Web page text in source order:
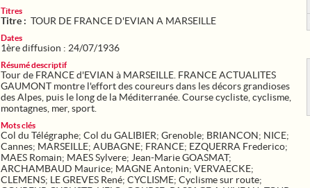
Titres
Titre : TOUR DE FRANCE D'EVIAN A MARSEILLE
Dates
1ère diffusion : 24/07/1936
Résumé descriptif
Tour de FRANCE d'EVIAN à MARSEILLE. FRANCE ACTUALITES
GAUMONT montre l'effort des coureurs dans les décors grandioses
des Alpes, puis le long de la Méditerranée. Course cycliste, cyclisme,
montagnes, mer, sport.
Mots clés
Col du Télégraphe; Col du GALIBIER; Grenoble; BRIANCON; NICE;
Cannes; MARSEILLE; AUBAGNE; FRANCE; EZQUERRA Frederico;
MAES Romain; MAES Sylvere; Jean-Marie GOASMAT;
ARCHAMBAUD Maurice; MAGNE Antonin; VERVAECKE;
CLEMENS; LE GREVES René; CYCLISME; Cyclisme sur route;